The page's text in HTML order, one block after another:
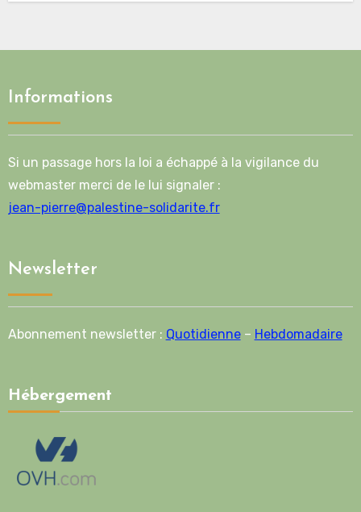
Informations
Si un passage hors la loi a échappé à la vigilance du
webmaster merci de le lui signaler :
jean-pierre@palestine-solidarite.fr
Newsletter
Abonnement newsletter : Quotidienne– Hebdomadaire
Hébergement